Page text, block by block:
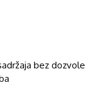
bez dozvole